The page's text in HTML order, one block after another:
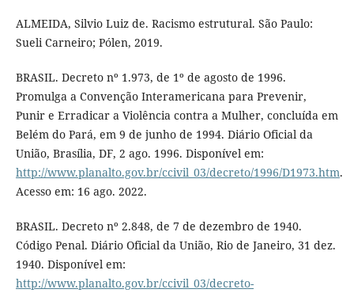
ALMEIDA, Silvio Luiz de. Racismo estrutural. São Paulo:
Sueli Carneiro; Pólen, 2019.
BRASIL. Decreto nº 1.973, de 1º de agosto de 1996.
Promulga a Convenção Interamericana para Prevenir,
Punir e Erradicar a Violência contra a Mulher, concluída em
Belém do Pará, em 9 de junho de 1994. Diário Oficial da
União, Brasília, DF, 2 ago. 1996. Disponível em:
http://www.planalto.gov.br/ccivil_03/decreto/1996/D1973.htm.
Acesso em: 16 ago. 2022.
BRASIL. Decreto nº 2.848, de 7 de dezembro de 1940.
Código Penal. Diário Oficial da União, Rio de Janeiro, 31 dez.
1940. Disponível em:
http://www.planalto.gov.br/ccivil_03/decreto-